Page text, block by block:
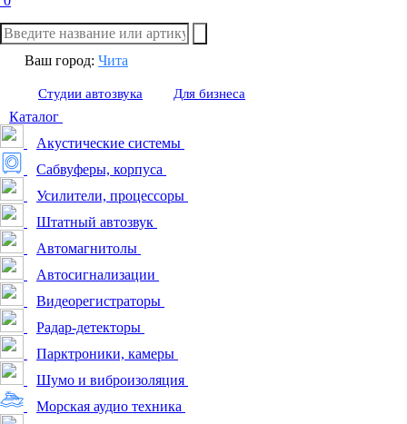
Ваш город: Чита
Студии автозвука Для бизнеса
Каталог
Акустические системы
Сабвуферы, корпуса
Усилители, процессоры
Штатный автозвук
Автомагнитолы
Автосигнализации
Видеорегистраторы
Радар-детекторы
Парктроники, камеры
Шумо и виброизоляция
Морская аудио техника